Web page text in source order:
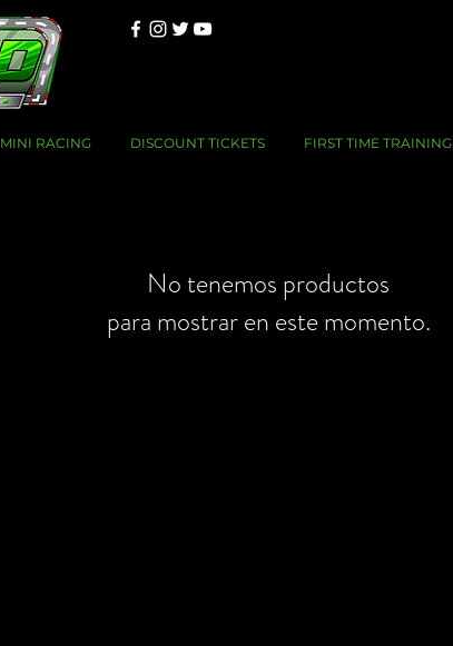
MINI RACING DISCOUNT TICKETS FIRST TIME TRAINING
No tenemos productos
para mostrar en este momento.